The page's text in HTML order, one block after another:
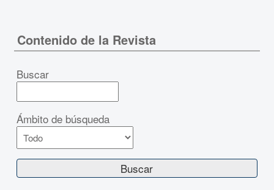
Contenido de la Revista
Buscar
Ámbito de búsqueda